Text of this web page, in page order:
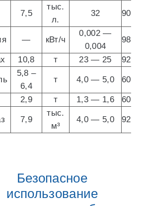
7,5
тыс.
л.
32 90
— кВт/ч
0,002 —
0,004
98
10,8 т 23 — 25 92
5,8 –
6,4
т 4,0 — 5,0 60
2,9 т 1,3 — 1,6 60
7,9
тыс.
м³
4,0 — 5,0 92
Безопасное
использование